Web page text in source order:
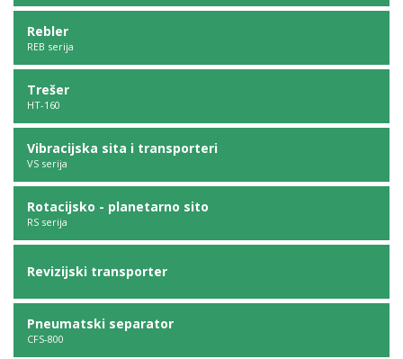
Rebler
REB serija
Trešer
HT-160
Vibracijska sita i transporteri
VS serija
Rotacijsko - planetarno sito
RS serija
Revizijski transporter
Pneumatski separator
CFS-800